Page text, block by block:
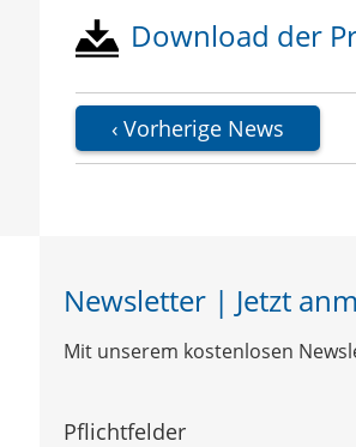
Download der
Vorherige News
Newsletter | Jetzt
Mit unserem kostenlosen
Pflichtfelder